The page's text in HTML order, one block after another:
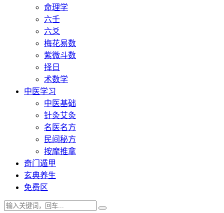
命理学
六壬
六爻
梅花易数
紫微斗数
择日
术数学
中医学习
中医基础
针灸艾灸
名医名方
民间秘方
按摩推拿
奇门遁甲
玄典养生
免费区